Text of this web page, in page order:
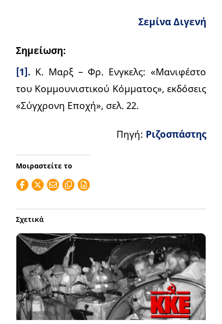
Σεμίνα Διγενή
Σημείωση:
[1]. Κ. Μαρξ – Φρ. Ενγκελς: «Μανιφέστο
του Κομμουνιστικού Κόμματος», εκδόσεις
«Σύγχρονη Εποχή», σελ. 22.
Πηγή: Ριζοσπάστης
Μοιραστείτε το
Σχετικά